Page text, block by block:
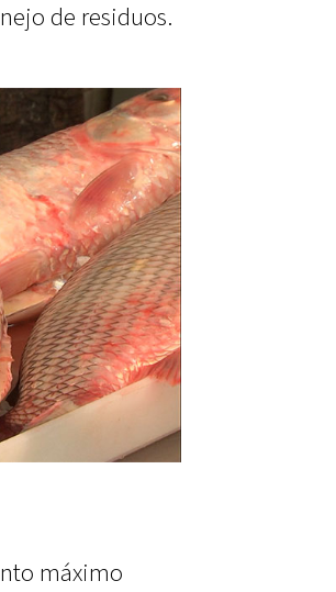
de residuos.
máximo